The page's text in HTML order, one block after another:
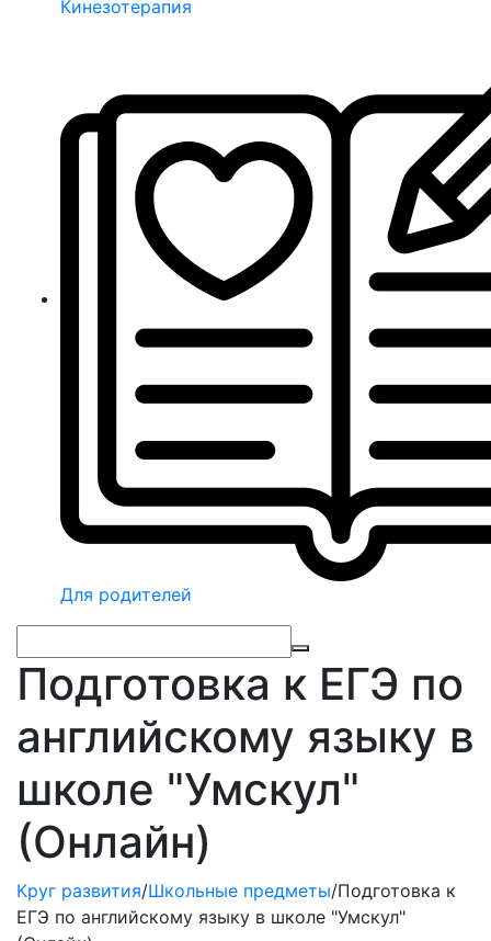
Кинезотерапия
Для родителей
Подготовка к ЕГЭ по
английскому языку в
школе "Умскул"
(Онлайн)
Круг развития/Школьные предметы/Подготовка к
ЕГЭ по английскому языку в школе "Умскул"